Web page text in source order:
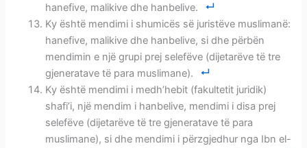
hanefive, malikive dhe hanbelive.
Ky është mendimi i shumicës së juristëve muslimanë:
hanefive, malikive dhe hanbelive, si dhe përbën
mendimin e një grupi prej selefëve (dijetarëve të tre
gjeneratave të para muslimane).
Ky është mendimi i medh’hebit (fakultetit juridik)
shafi’i, një mendim i hanbelive, mendimi i disa prej
selefëve (dijetarëve të tre gjeneratave të para
muslimane), si dhe mendimi i përzgjedhur nga Ibn el-